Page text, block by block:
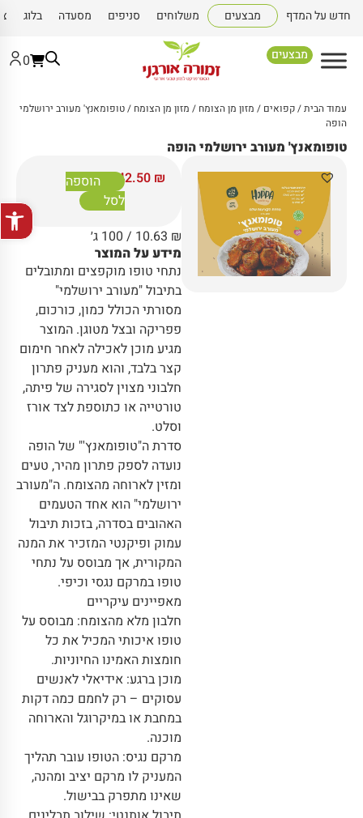
פתח
חדש על המדף מבצעים משלוחים סניפים מסעדה בלוג
מבצעים 0
עמוד הבית/קפואים / מזון מן הצומח / מזון מן הצומח / טופומאנץ' מעורב ירושלמי
הופה
טופומאנץ' מעורב ירושלמי הופה
42.50 ₪
הוספה
לסל
10.63 ₪
/ 100 ג׳
מידע על המוצר
נתחי טופו מוקפצים ומתובלים
בתיבול "מעורב ירושלמי"
מסורתי הכולל כמון, כורכום,
פפריקה ובצל מטוגן. המוצר
מגיע מוכן לאכילה לאחר חימום
קצר בלבד, והוא מעניק פתרון
חלבוני מצוין לסגירה של פיתה,
טורטייה או כתוספת לצד אורז
וסלט.
סדרת ה"טופומאנץ'" של הופה
נועדה לספק פתרון מהיר, טעים
ומזין לארוחה מהצומח. ה"מעורב
ירושלמי" הוא אחד הטעמים
האהובים בסדרה, בזכות תיבול
עמוק ופיקנטי המזכיר את המנה
המקורית, אך מבוסס על נתחי
טופו במרקם נגסי וכיפי.
מאפיינים עיקריים
חלבון מלא מהצומח: מבוסס על
טופו איכותי המכיל את כל
חומצות האמינו החיוניות.
מוכן ברגע: אידיאלי לאנשים
עסוקים – רק לחמם כמה דקות
במחבת או במיקרוגל והארוחה
מוכנה.
מרקם נגיס: הטופו עובר תהליך
המעניק לו מרקם יציב ומהנה,
שאינו מתפרק בבישול.